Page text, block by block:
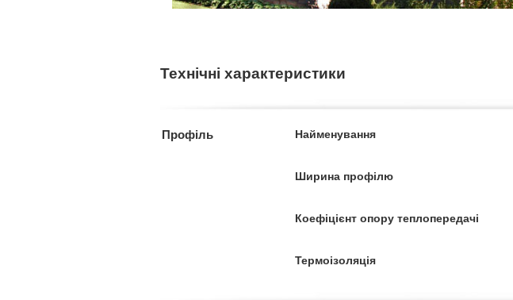
Технічні характеристики
Профіль Найменування
Ширина профілю
Коефіцієнт опору теплопередачі
Термоізоляція